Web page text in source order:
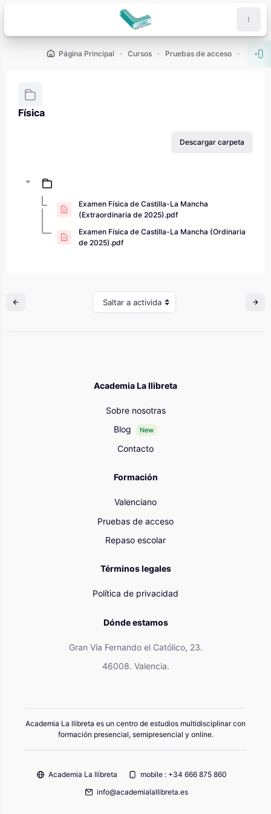
Página Principal Cursos Pruebas de acceso PAU -
Física
Descargar carpeta
Examen Física de Castilla-La Mancha
(Extraordinaria de 2025).pdf
Examen Física de Castilla-La Mancha (Ordinaria
de 2025).pdf
Saltar a actividad
Academia La llibreta
Sobre nosotras
Blog
New
Contacto
Formación
Valenciano
Pruebas de acceso
Repaso escolar
Términos legales
Política de privacidad
Dónde estamos
Gran Vía Fernando el Católico, 23.
46008. Valencia.
Academia La llibreta es un centro de estudios multidisciplinar con
formación presencial, semipresencial y online.
Academia La llibreta
mobile : +34 666 875 860
info@academialallibreta.es